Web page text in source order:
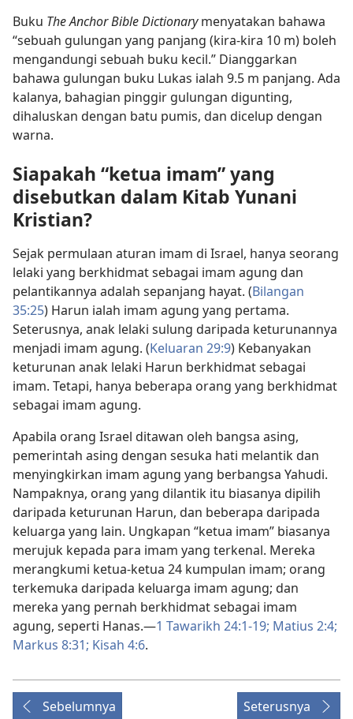
Buku The Anchor Bible Dictionarymenyatakan bahawa
“sebuah gulungan yang panjang (kira-kira 10 m) boleh
mengandungi sebuah buku kecil.” Dianggarkan
bahawa gulungan buku Lukas ialah 9.5 m panjang. Ada
kalanya, bahagian pinggir gulungan digunting,
dihaluskan dengan batu pumis, dan dicelup dengan
warna.
Siapakah “ketua imam” yang
disebutkan dalam Kitab Yunani
Kristian?
Sejak permulaan aturan imam di Israel, hanya seorang
lelaki yang berkhidmat sebagai imam agung dan
pelantikannya adalah sepanjang hayat. (Bilangan
35:25) Harun ialah imam agung yang pertama.
Seterusnya, anak lelaki sulung daripada keturunannya
menjadi imam agung. (Keluaran 29:9) Kebanyakan
keturunan anak lelaki Harun berkhidmat sebagai
imam. Tetapi, hanya beberapa orang yang berkhidmat
sebagai imam agung.
Apabila orang Israel ditawan oleh bangsa asing,
pemerintah asing dengan sesuka hati melantik dan
menyingkirkan imam agung yang berbangsa Yahudi.
Nampaknya, orang yang dilantik itu biasanya dipilih
daripada keturunan Harun, dan beberapa daripada
keluarga yang lain. Ungkapan “ketua imam” biasanya
merujuk kepada para imam yang terkenal. Mereka
merangkumi ketua-ketua 24 kumpulan imam; orang
terkemuka daripada keluarga imam agung; dan
mereka yang pernah berkhidmat sebagai imam
agung, seperti Hanas.—1 Tawarikh 24:1-19; Matius 2:4;
Markus 8:31; Kisah 4:6.
Sebelumnya Seterusnya